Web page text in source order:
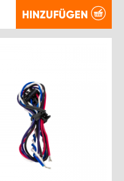
HINZUFÜGEN